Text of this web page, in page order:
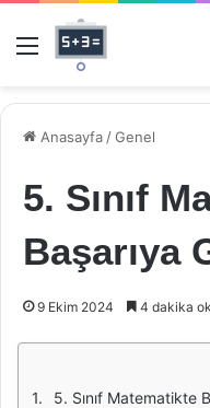
Menü
Anasayfa /Genel
5. Sınıf
Başarıya
9 Ekim 2024 4 dakika
5. Sınıf Matematikte